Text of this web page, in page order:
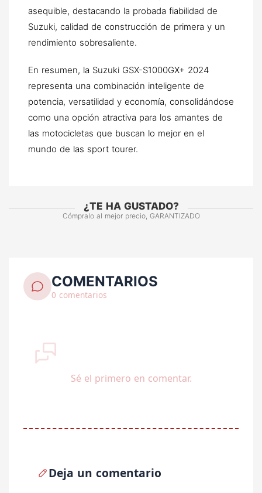
asequible, destacando la probada fiabilidad de
Suzuki, calidad de construcción de primera y un
rendimiento sobresaliente.
En resumen, la Suzuki GSX-S1000GX+ 2024
representa una combinación inteligente de
potencia, versatilidad y economía, consolidándose
como una opción atractiva para los amantes de
las motocicletas que buscan lo mejor en el
mundo de las sport tourer.
¿TE HA GUSTADO?
Cómpralo al mejor precio, GARANTIZADO
COMENTARIOS
0 comentarios
Sé el primero en comentar.
Deja un comentario